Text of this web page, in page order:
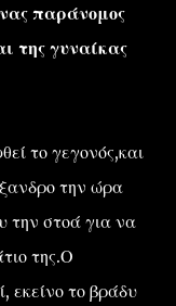
παράνομος
της γυναίκας
το γεγονός,και
την ώρα
την στοά για να
της.Ο
εκείνο το βράδυ